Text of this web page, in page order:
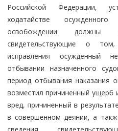
Российской Федерации,
ходатайстве
освобождении должны
свидетельствующие о
исправления осужденный
отбывании назначенного
период отбывания наказания
возместил причиненный ущерб
вред, причиненный в
в совершенном деянии, а